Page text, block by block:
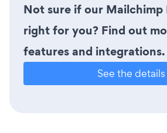
Not sure if our Mailchimp
right for you? Find out
features and integrations.
See the details